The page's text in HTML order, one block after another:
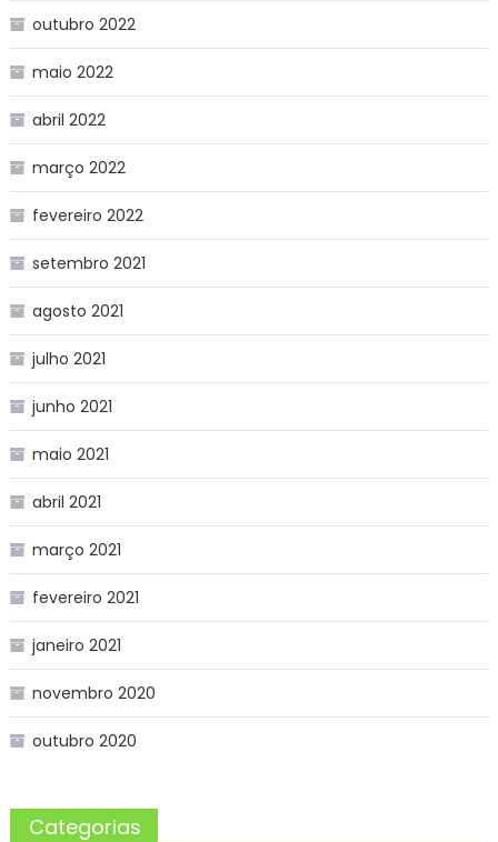
outubro 2022
maio 2022
abril 2022
março 2022
fevereiro 2022
setembro 2021
agosto 2021
julho 2021
junho 2021
maio 2021
abril 2021
março 2021
fevereiro 2021
janeiro 2021
novembro 2020
outubro 2020
Categorias